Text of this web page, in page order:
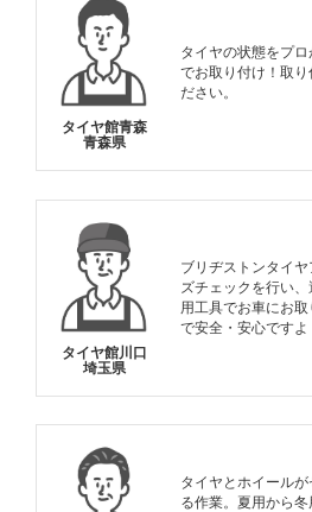
タイヤ館青森
青森県
タイヤの状態をプ
でお取り付け！取り
ださい。
タイヤ館川口
埼玉県
ブリヂストンタイ
ズチェックを行い
用工具でお車にお
で安全・安心ですよ
タイヤとホイール
る作業。夏用から